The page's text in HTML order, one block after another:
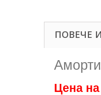
ПОВЕЧЕ
Цена на